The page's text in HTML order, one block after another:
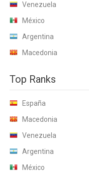
Venezuela
México
Argentina
Macedonia
Top Ranks
España
Macedonia
Venezuela
Argentina
México